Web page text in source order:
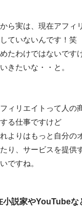
ら実は、現在アフィ
ていないんです！笑
たわけではないです
きたいな・・と。
ィリエイトって人の
る仕事ですけど
よりはもっと自分の
り、サービスを提供
ですね。
小説家やYouTubeな